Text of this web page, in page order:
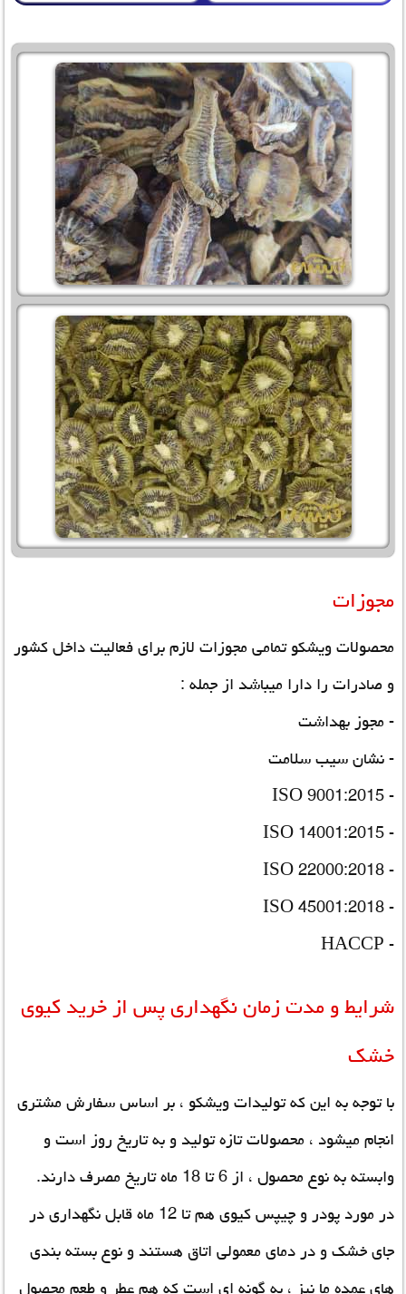
مجوزات
محصولات ویشکو تمامی مجوزات لازم برای فعالیت داخل کشور
و صادرات را دارا میباشد از جمله :
- مجوز بهداشت
- نشان سیب سلامت
- ISO 9001:2015
- ISO 14001:2015
- ISO 22000:2018
- ISO 45001:2018
- HACCP
شرایط و مدت زمان نگهداری پس از خرید کیوی
خشک
با توجه به این که تولیدات ویشکو ، بر اساس سفارش مشتری
انجام میشود ، محصولات تازه تولید و به تاریخ روز است و
وابسته به نوع محصول ، از 6 تا 18 ماه تاریخ مصرف دارند.
در مورد پودر و چیپس کیوی هم تا 12 ماه قابل نگهداری در
جای خشک و در دمای معمولی اتاق هستند و نوع بسته بندی